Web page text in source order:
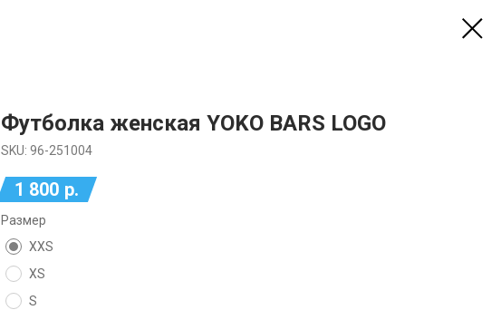
Футболка женская YOKO BARS LOGO
SKU: 96-251004
1 800 р.
Размер
XXS
XS
S